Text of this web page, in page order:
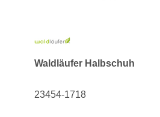
Waldläufer Halbschuh
23454-1718